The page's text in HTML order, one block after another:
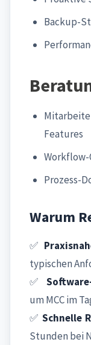
Backup-
Features
Prozess-
Warum
✅
typischen
✅
um MCC im
✅ Schnelle
Stunden bei